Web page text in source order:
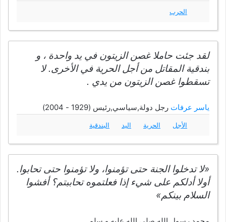
الحرب
لقد جئت حاملا غصن الزيتون في يد واحدة ، و
بندقية المقاتل من أجل الحرية في الأخرى. لا
تسقطوا غصن الزيتون من يدي .
ياسر عرفات رجل دولة,سياسي,رئيس (1929 - 2004)
الأجل الحرية اليد البندقية
«لا تدخلوا الجنة حتى تؤمنوا، ولا تؤمنوا حتى تحابوا.
أولا أدلكم على شيء إذا فعلتموه تحاببتم؟ أفشوا
السلام بينكم»